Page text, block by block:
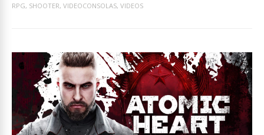
RPG, SHOOTER, VIDEOCONSOLAS, VIDEOS